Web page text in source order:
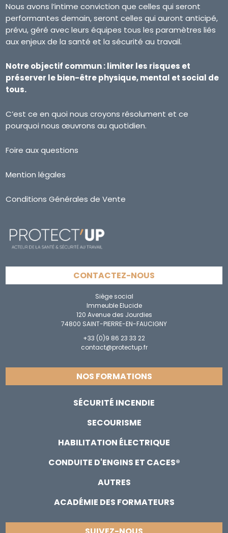
Nous avons l’intime conviction que celles qui seront
performantes demain, seront celles qui auront anticipé,
prévu, géré avec leurs équipes tous les paramètres liés
aux enjeux de la santé et la sécurité au travail.
Notre objectif commun : limiter les risques et
préserver le bien-être physique, mental et social de
tous.
C’est ce en quoi nous croyons résolument et ce
pourquoi nous œuvrons au quotidien.
Foire aux questions
Mention légales
Conditions Générales de Vente
CONTACTEZ-NOUS
Siège social
Immeuble Elucide
120 Avenue des Jourdies
74800 SAINT-PIERRE-EN-FAUCIGNY
+33 (0)9 86 23 33 22
contact@protectup.fr
NOS FORMATIONS
SÉCURITÉ INCENDIE
SECOURISME
HABILITATION ÉLECTRIQUE
CONDUITE D'ENGINS ET CACES®
AUTRES
ACADÉMIE DES FORMATEURS